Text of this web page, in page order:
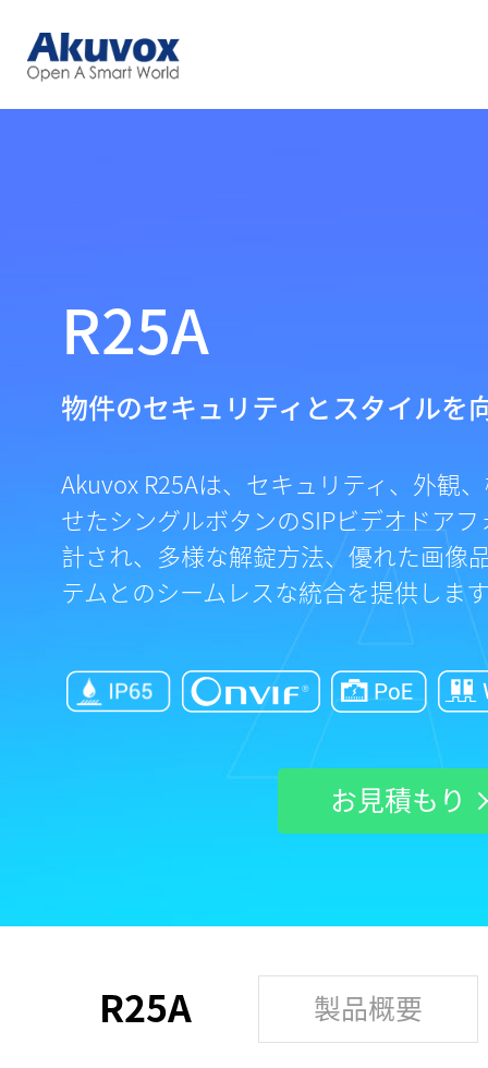
R25A
物件のセキュリティとスタイルを
Akuvox R25Aは、セキュリティ、外観
せたシングルボタンのSIPビデオドア
計され、多様な解錠方法、優れた画像
テムとのシームレスな統合を提供しま
お見積もり
R25A 製品概要